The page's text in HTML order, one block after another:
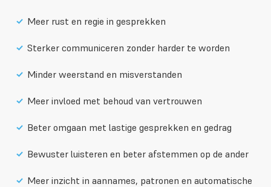
Meer rust en regie in gesprekken
Sterker communiceren zonder harder te worden
Minder weerstand en misverstanden
Meer invloed met behoud van vertrouwen
Beter omgaan met lastige gesprekken en gedrag
Bewuster luisteren en beter afstemmen op de ander
Meer inzicht in aannames, patronen en automatische